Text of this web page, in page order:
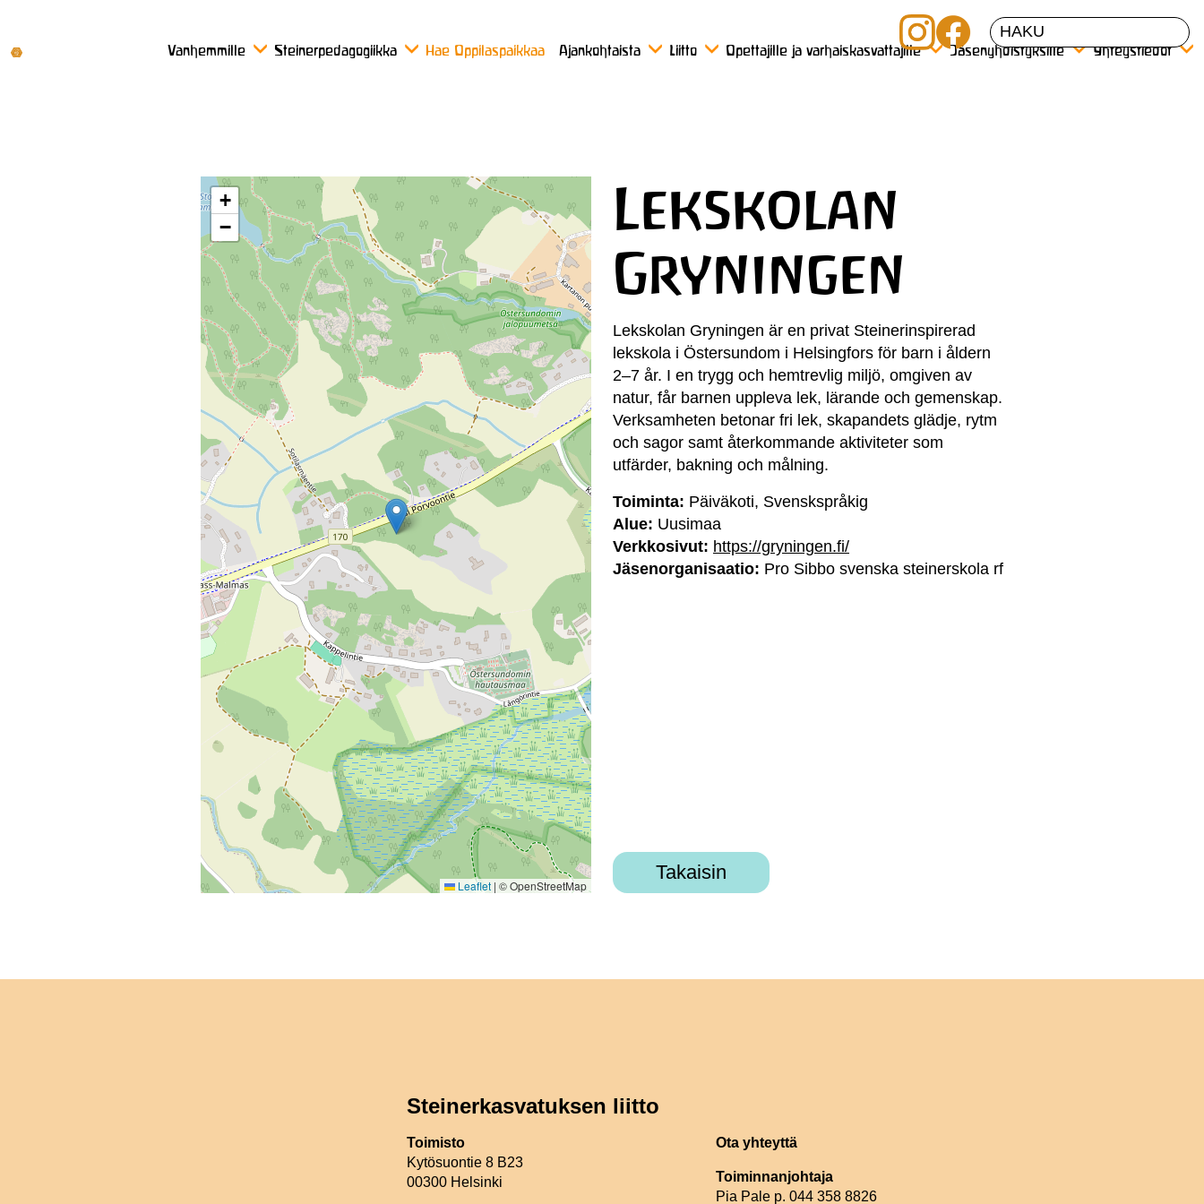
Vanhemmille Steinerpedagogiikka Hae Oppilaspaikkaa Ajankohtaista Liitto Opettajille ja varhaiskasvattajille Jäsenyhdistyksille Yhteystiedot
+
−
Leaflet | © OpenStreetMap
Lekskolan
Gryningen
Lekskolan Gryningen är en privat Steinerinspirerad
lekskola i Östersundom i Helsingfors för barn i åldern
2–7 år. I en trygg och hemtrevlig miljö, omgiven av
natur, får barnen uppleva lek, lärande och gemenskap.
Verksamheten betonar fri lek, skapandets glädje, rytm
och sagor samt återkommande aktiviteter som
utfärder, bakning och målning.
Toiminta: Päiväkoti, Svenskspråkig
Alue: Uusimaa
Verkkosivut: https://gryningen.fi/
Jäsenorganisaatio: Pro Sibbo svenska steinerskola rf
Takaisin
Steinerkasvatuksen liitto
Toimisto
Kytösuontie 8 B23
00300 Helsinki
Ota yhteyttä
Toiminnanjohtaja
Pia Pale p. 044 358 8826